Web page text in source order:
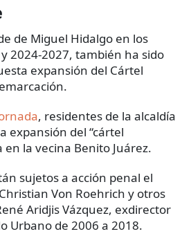
de Miguel Hidalgo en los
2024-2027, también ha sido
expansión del Cártel
, residentes de la alcaldía
expansión del “cártel
la vecina Benito Juárez.
sujetos a acción penal el
Von Roehrich y otros
Aridjis Vázquez, exdirector
Urbano de 2006 a 2018.